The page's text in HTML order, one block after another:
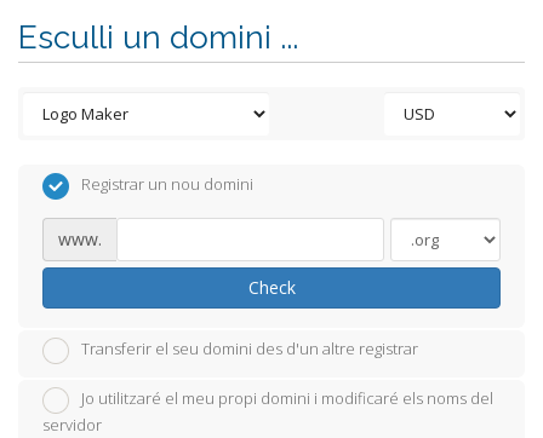
Esculli un domini ...
Registrar un nou domini
www.
Check
Transferir el seu domini des d'un altre registrar
Jo utilitzaré el meu propi domini i modificaré els noms del
servidor